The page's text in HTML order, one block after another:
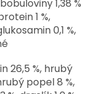
1,38 %
1 %,
0,1 %,
26,5 %, hrubý
popel 8 %,